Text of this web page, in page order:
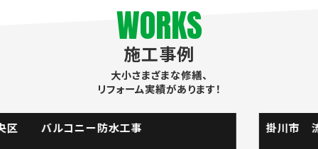
WORKS
施工事例
大小さまざまな修繕、
リフォーム実績があります！
掛川市 流し台水栓取替工事